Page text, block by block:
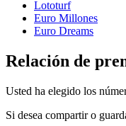
Lototurf
Euro Millones
Euro Dreams
Relación de
Usted ha elegido los
Si desea compartir o